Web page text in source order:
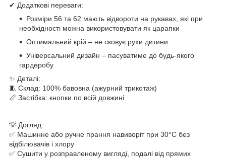
✔ Додаткові переваги:
Розміри 56 та 62 мають відвороти на рукавах, які при
необхідності можна використовувати як царапки
Оптимальний крій – не сковує рухи дитини
Універсальний дизайн – пасуватиме до будь-якого
гардеробу
✨ Деталі:
🧵 Склад: 100% бавовна (ажурний трикотаж)
📏 Застібка: кнопки по всій довжині
💡 Догляд:
✅ Машинне або ручне прання навиворіт при 30°C без
відбілювачів і хлору
✅ Сушити у розправленому вигляді, подалі від прямих